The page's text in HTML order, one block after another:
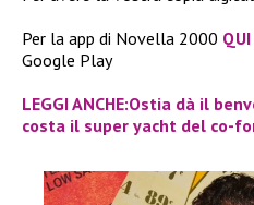
Per la app di Novella 2000 QUI
Google Play
LEGGI ANCHE:Ostia dà il
costa il super yacht del co-